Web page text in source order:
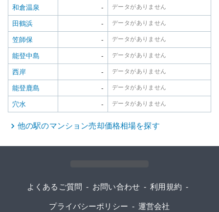
和倉温泉 - データがありません
田鶴浜 - データがありません
笠師保 - データがありません
能登中島 - データがありません
西岸 - データがありません
能登鹿島 - データがありません
穴水 - データがありません
他の駅のマンション売却価格相場を探す
よくあるご質問 - お問い合わせ - 利用規約 -
プライバシーポリシー - 運営会社